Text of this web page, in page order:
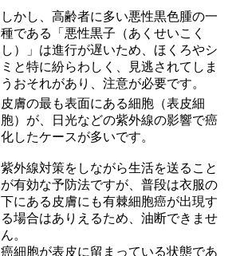
しかし、高齢者に多い悪性黒色腫の一
種である「悪性黒子（あくせいこく
し）」は進行が遅いため、ほくろやシ
ミと特に紛らわしく、見逃されてしま
うおそれがあり、注意が必要です。
皮膚の最も表面にある細胞（表皮細
胞）が、日光などの紫外線の影響で癌
化したケースが多いです。
紫外線対策をしながら生活を送ること
が有効な予防法ですが、普段は衣服の
下にある皮膚にも有棘細胞癌が出現す
る場合はありえるため、油断できませ
ん。
癌細胞が表皮に留まっている状態であ